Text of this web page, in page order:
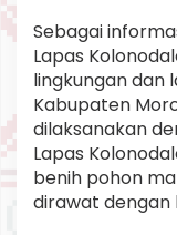
Sebagai
Lapas
lingkungan dan
Kabupaten
dilaksanakan
Lapas
benih pohon
dirawat dengan